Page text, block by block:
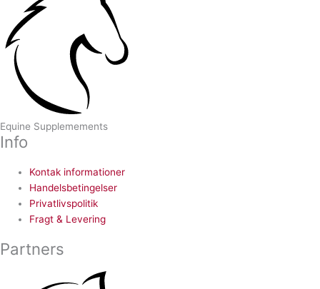
Equine Supplemements
Info
Kontak informationer
Handelsbetingelser
Privatlivspolitik
Fragt & Levering
Partners